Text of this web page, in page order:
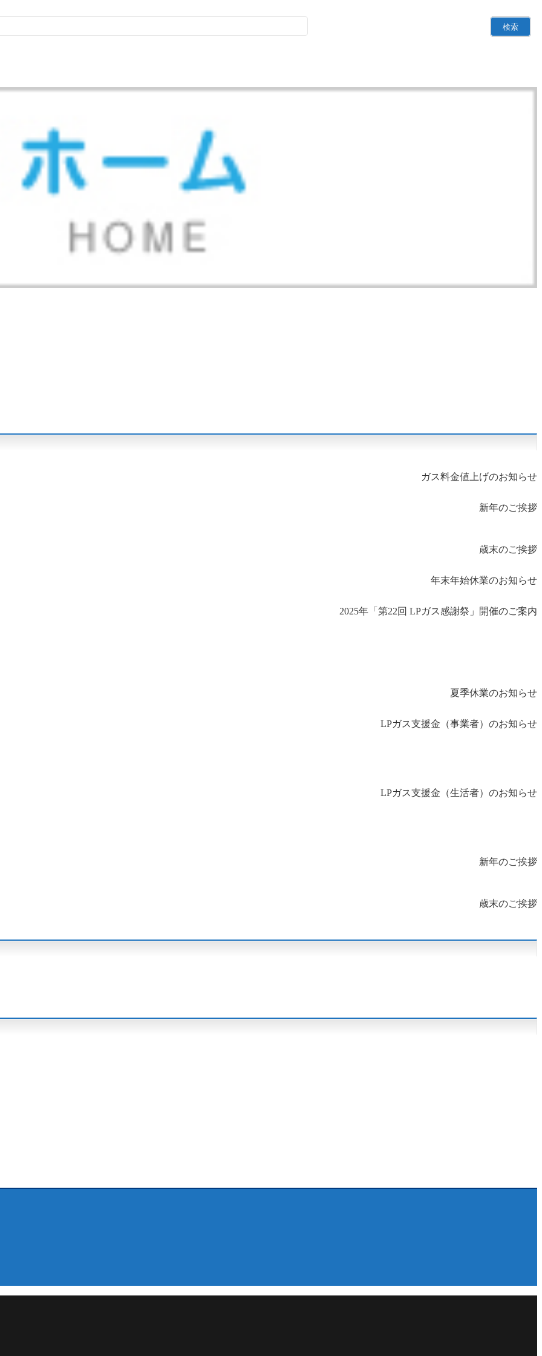
ガス料金値上げのお知らせ
新年のご挨拶
歳末のご挨拶
年末年始休業のお知らせ
2025年「第22回 LPガス感謝祭」開催のご案内
夏季休業のお知らせ
LPガス支援金（事業者）のお知らせ
LPガス支援金（生活者）のお知らせ
新年のご挨拶
歳末のご挨拶